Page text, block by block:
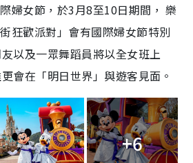
婦女節，於3月8至10日期間， 樂
狂歡派對」會有國際婦女節特別
以及一眾舞蹈員將以全女班上
會在「明日世界」與遊客見面。
+6